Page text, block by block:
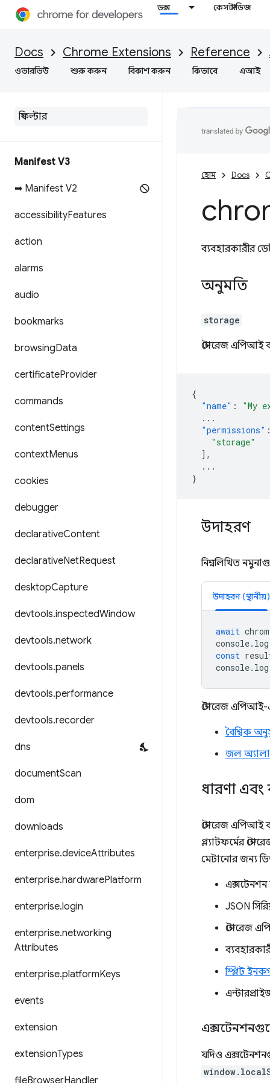
ডক্স কেস স্টাডিজ
Docs Chrome Extensions Reference
ওভারভিউ শুরু করুন বিকাশ করুন কিভাবে এআই
Manifest V3
➡ Manifest V2
accessibilityFeatures
action
alarms
audio
bookmarks
browsingData
certificateProvider
commands
contentSettings
contextMenus
cookies
debugger
declarativeContent
declarativeNetRequest
desktopCapture
devtools.inspectedWindow
devtools.network
devtools.panels
devtools.performance
devtools.recorder
dns
documentScan
dom
downloads
enterprise.deviceAttributes
enterprise.hardwarePlatform
enterprise.login
enterprise.networking
Attributes
enterprise.platformKeys
events
extension
extensionTypes
fileBrowserHandler
হোম Docs
ব্যবহারকারীর
অনুমতি
storage
স্টোরেজ এপিআই
{
"name" : "My
...
"permissions" :
"storage"
],
...
}
উদাহরণ
নিম্নলিখিত
উদাহরণ (স্থানীয়)
await
console. log
const
console. log
স্টোরেজ
বৈশ্বিক
জল
ধারণা এবং
স্টোরেজ এপিআই
প্ল্যাটফর্মের
মেটানোর জন্য
এক্সটেনশন
JSON
স্টোরেজ
স্প্লিট
যদিও